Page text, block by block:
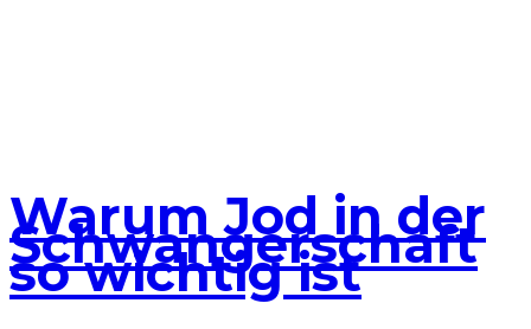
Warum Jod in der
Schwangerschaft
so wichtig ist